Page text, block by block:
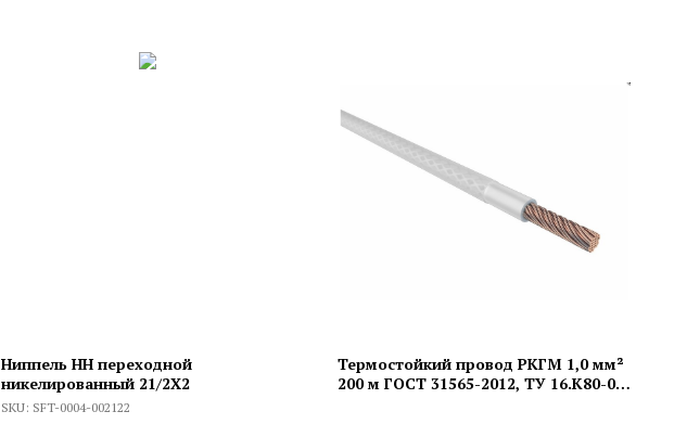
Ниппель НН переходной
никелированный 21/2X2
SKU: SFT-0004-002122
Термостойкий провод РКГМ 1,0 мм²
200 м ГОСТ 31565-2012, ТУ 16.К80-09-